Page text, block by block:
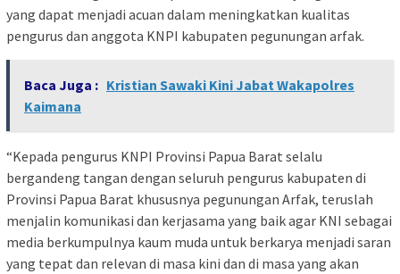
yang dapat menjadi acuan dalam meningkatkan kualitas
pengurus dan anggota KNPI kabupaten pegunungan arfak.
Baca Juga : Kristian Sawaki Kini Jabat Wakapolres
Kaimana
“Kepada pengurus KNPI Provinsi Papua Barat selalu
bergandeng tangan dengan seluruh pengurus kabupaten di
Provinsi Papua Barat khususnya pegunungan Arfak, teruslah
menjalin komunikasi dan kerjasama yang baik agar KNI sebagai
media berkumpulnya kaum muda untuk berkarya menjadi saran
yang tepat dan relevan di masa kini dan di masa yang akan